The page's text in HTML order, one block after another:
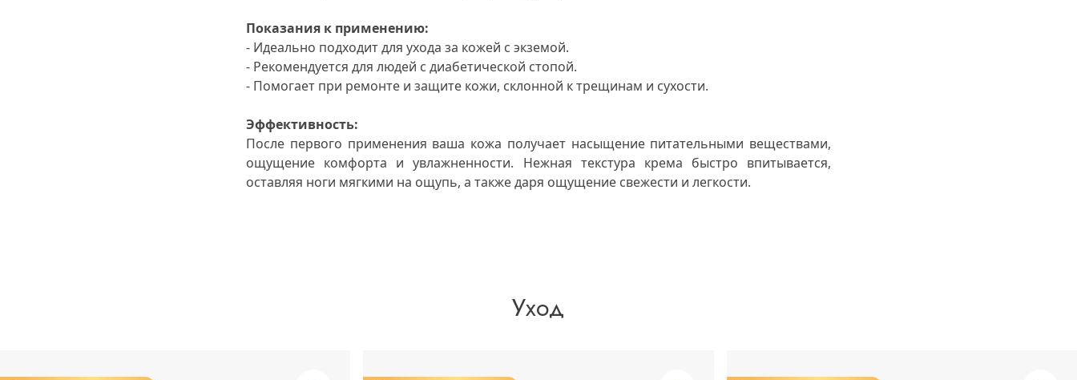
Показания к применению:
- Идеально подходит для ухода за кожей с экземой.
- Рекомендуется для людей с диабетической стопой.
- Помогает при ремонте и защите кожи, склонной к трещинам и сухости.
Эффективность:
После первого применения ваша кожа получает насыщение питательными веществами,
ощущение комфорта и увлажненности. Нежная текстура крема быстро впитывается,
оставляя ноги мягкими на ощупь, а также даря ощущение свежести и легкости.
Уход